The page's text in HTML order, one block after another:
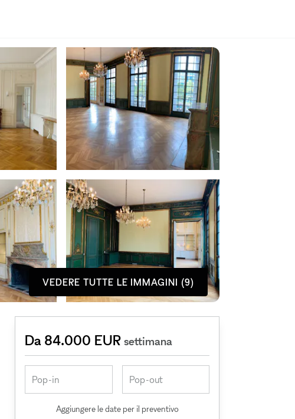
VEDERE TUTTE LE IMMAGINI (9)
Da 84.000 EURsettimana
Aggiungere le date per il preventivo